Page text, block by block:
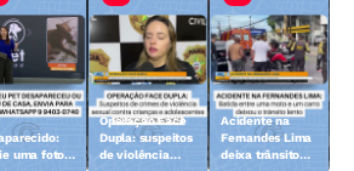
uma foto
Operação Face
Dupla: suspeitos
de violência
Acidente na
Fernandes Lima
deixa trânsito